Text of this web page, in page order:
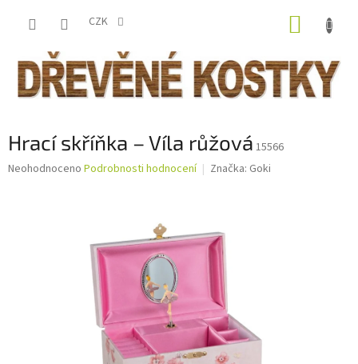
CZK
Hrací skříňka – Víla růžová 15566
Průměrné
Neohodnoceno Podrobnosti hodnocení Značka: Goki